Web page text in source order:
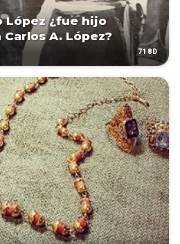
López ¿fue hijo
A. López?
718D